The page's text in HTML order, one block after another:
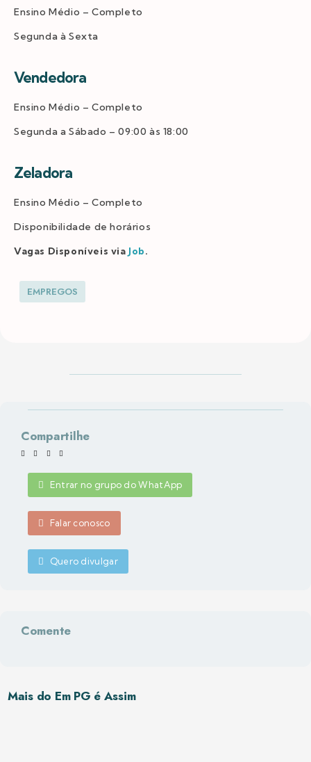
Ensino Médio – Completo
Segunda à Sexta
Vendedora
Ensino Médio – Completo
Segunda a Sábado – 09:00 às 18:00
Zeladora
Ensino Médio – Completo
Disponibilidade de horários
Vagas Disponíveis viaJob.
EMPREGOS
Compartilhe
Entrar no grupo do WhatApp
Falar conosco
Quero divulgar
Comente
Mais do Em PG é Assim